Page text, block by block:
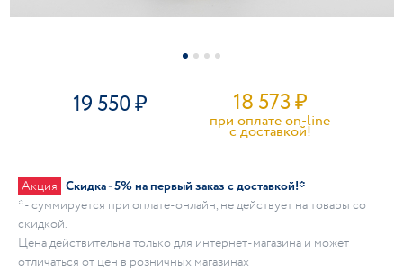
19 550 18 573₽
при оплате on-line
c доставкой!
Акция Скидка - 5% на первый заказ с доставкой!*
* - суммируется при оплате-онлайн, не действует на товары со
скидкой.
Цена действительна только для интернет-магазина и может
отличаться от цен в розничных магазинах